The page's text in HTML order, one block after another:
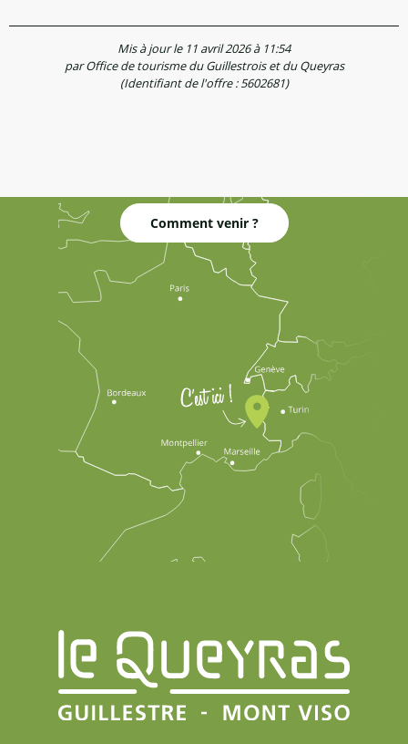
Mis à jour le 11 avril 2026 à 11:54
par Office de tourisme du Guillestrois et du Queyras
(Identifiant de l'offre :5602681)
Comment venir ?